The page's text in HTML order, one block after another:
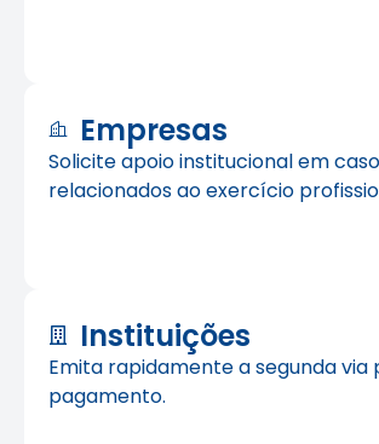
Empresas
Solicite apoio institucional em
relacionados ao exercício
Instituições
Emita rapidamente a segunda via
pagamento.